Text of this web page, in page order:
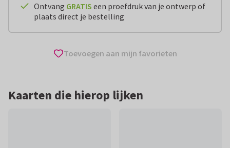
Ontvang GRATIS een proefdruk van je ontwerp of
plaats direct je bestelling
Toevoegen aan mijn favorieten
Kaarten die hierop lijken